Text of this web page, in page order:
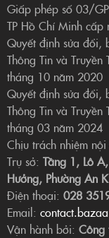
Giấp phép số 03/
TP Hồ Chí Minh
Quyết định sửa đổi,
Thông Tin và
tháng 10 năm 2020
Quyết định sửa đổi,
Thông Tin và
tháng 03 năm 2024
Chịu trách nhiệm nội
Trụ sở: Tầng 1, Lô
Hưởng, Phường An
Điện thoại: 028
Email:
Vận hành bởi: Công